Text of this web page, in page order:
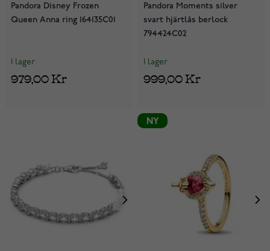
Pandora Disney Frozen
Queen Anna ring 164135C01
I lager
979,00 Kr
Pandora Moments silver
svart hjärtlås berlock
794424C02
I lager
999,00 Kr
NY